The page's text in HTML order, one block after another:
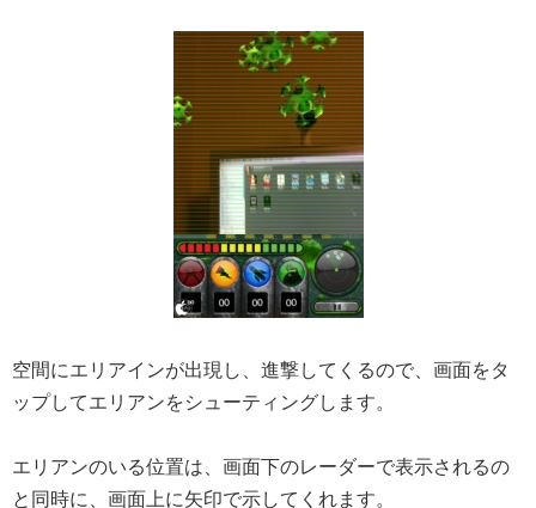
空間にエリアインが出現し、進撃してくるので、画面をタ
ップしてエリアンをシューティングします。
エリアンのいる位置は、画面下のレーダーで表示されるの
と同時に、画面上に矢印で示してくれます。